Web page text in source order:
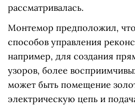
рассматривалась.
Монтемор предположил,
способов управления
например, для создания
узоров, более
может быть помещение
электрическую цепь и